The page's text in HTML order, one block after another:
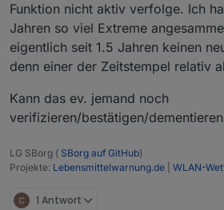
Funktion nicht aktiv verfolge. Ich
Jahren so viel Extreme
eigentlich seit 1.5 Jahren keinen
denn einer der Zeitstempel relativ
Kann das ev. jemand noch
verifizieren/bestätigen/
LG SBorg ( SBorg auf GitHub)
Projekte: Lebensmittelwarnung.de WLAN-
1 Antwort